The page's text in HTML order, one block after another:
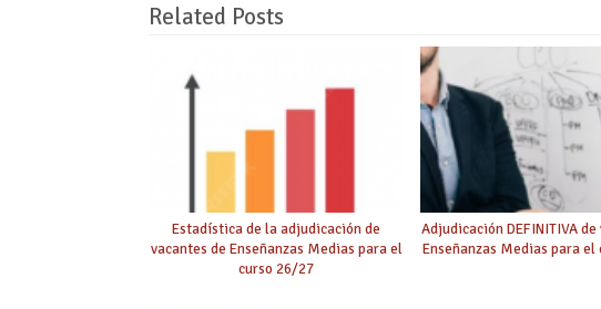
Related Posts
Estadística de la adjudicación de
vacantes de Enseñanzas Medias para el
curso 26/27
Adjudicación DEFINITIVA
Enseñanzas Medias para el